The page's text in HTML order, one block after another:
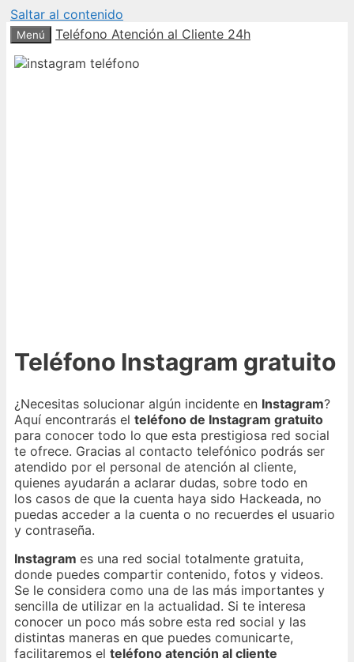
Saltar al contenido
Menú Teléfono Atención al Cliente 24h
Teléfono Instagram gratuito
¿Necesitas solucionar algún incidente en Instagram?
Aquí encontrarás el teléfono de Instagram gratuito
para conocer todo lo que esta prestigiosa red social
te ofrece. Gracias al contacto telefónico podrás ser
atendido por el personal de atención al cliente,
quienes ayudarán a aclarar dudas, sobre todo en
los casos de que la cuenta haya sido Hackeada, no
puedas acceder a la cuenta o no recuerdes el usuario
y contraseña.
Instagram es una red social totalmente gratuita,
donde puedes compartir contenido, fotos y videos.
Se le considera como una de las más importantes y
sencilla de utilizar en la actualidad. Si te interesa
conocer un poco más sobre esta red social y las
distintas maneras en que puedes comunicarte,
facilitaremos el teléfono atención al cliente